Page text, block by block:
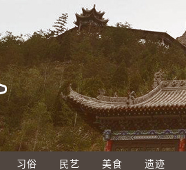
习俗 民艺 美食 遗迹